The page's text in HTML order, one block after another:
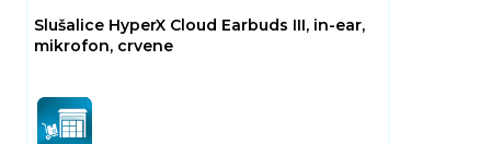
Slušalice HyperX Cloud Earbuds III, in-ear,
mikrofon, crvene